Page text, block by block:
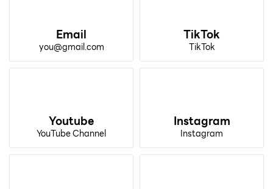
Email
you@gmail.com
TikTok
TikTok
Youtube
YouTube Channel
Instagram
Instagram